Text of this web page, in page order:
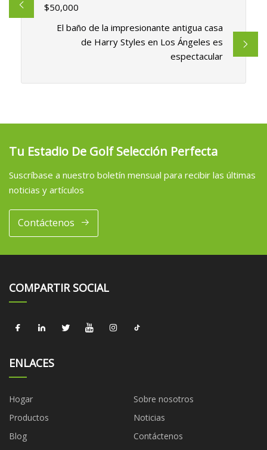
$50,000
El baño de la impresionante antigua casa
de Harry Styles en Los Ángeles es
espectacular
Tu Estadio De Golf Selección Perfecta
Suscríbase a nuestro boletín mensual para recibir las últimas
noticias y artículos
Contáctenos
COMPARTIR SOCIAL
ENLACES
Hogar
Sobre nosotros
Productos
Noticias
Blog
Contáctenos